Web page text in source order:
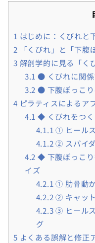
1 はじめに：くびれと
2 「くびれ」と「下腹
3 解剖学的に見る「く
3.1 ● くびれに関
3.2 ● 下腹ぽっこ
4 ピラティスによるア
4.1 ◆ くびれをつく
4.1.1 ① ヒール
4.1.2 ② スパイ
4.2 ◆ 下腹ぽっこり
イズ
4.2.1 ① 肋骨動
4.2.2 ② キャッ
4.2.3③ ヒール
グ
5 よくある誤解と修正